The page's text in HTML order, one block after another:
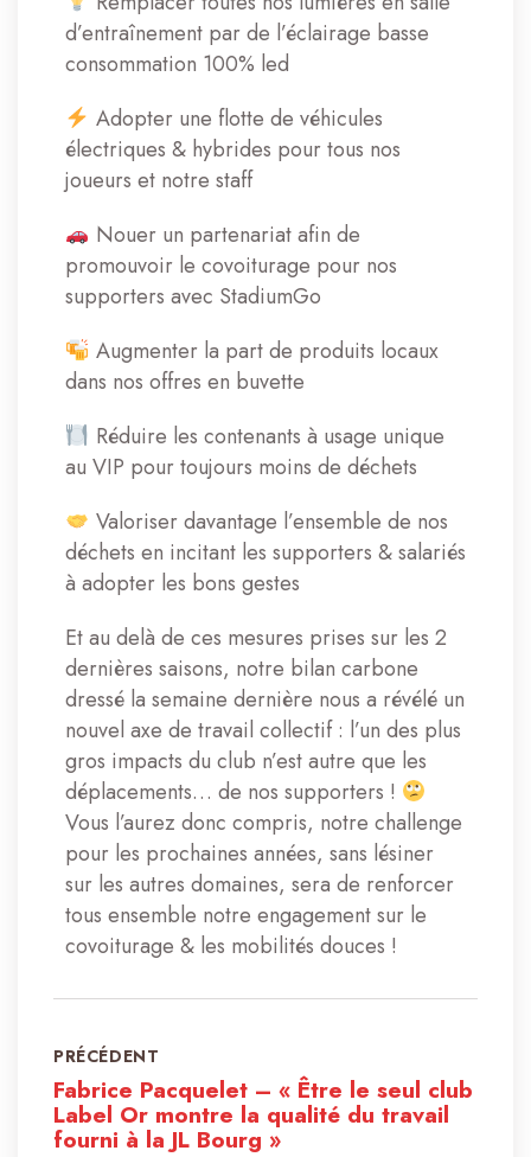
d’entraînement par de l’éclairage basse
consommation 100% led
Adopter une flotte de véhicules
électriques & hybrides pour tous nos
joueurs et notre staff
Nouer un partenariat afin de
promouvoir le covoiturage pour nos
supporters avec StadiumGo
Augmenter la part de produits locaux
dans nos offres en buvette
Réduire les contenants à usage unique
au VIP pour toujours moins de déchets
Valoriser davantage l’ensemble de nos
déchets en incitant les supporters & salariés
à adopter les bons gestes
Et au delà de ces mesures prises sur les 2
dernières saisons, notre bilan carbone
dressé la semaine dernière nous a révélé un
nouvel axe de travail collectif : l’un des plus
gros impacts du club n’est autre que les
déplacements… de nos supporters !
Vous l’aurez donc compris, notre challenge
pour les prochaines années, sans lésiner
sur les autres domaines, sera de renforcer
tous ensemble notre engagement sur le
covoiturage & les mobilités douces !
PRÉCÉDENT
Fabrice Pacquelet – « Être le seul club
Label Or montre la qualité du travail
fourni à la JL Bourg »